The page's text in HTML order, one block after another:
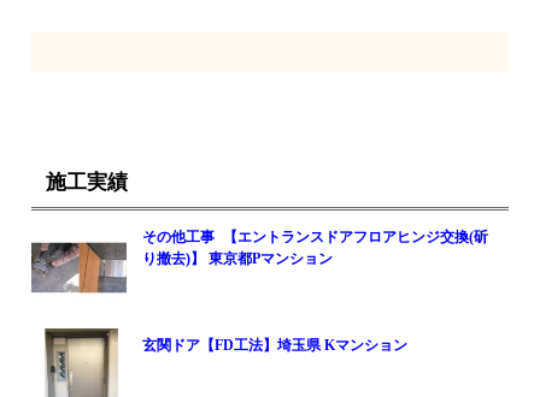
施工実績
その他工事 【エントランスドアフロアヒンジ交換(斫
り撤去)】 東京都Pマンション
玄関ドア【FD工法】埼玉県 Kマンション